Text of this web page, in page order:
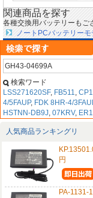
関連商品を探す
各種交換用バッテリーもご
ノートPCバッテリー
検索ワード
LSS271620SF, FB511,
4/5FAUP, FDK 8HR-4/
HSTNN-DB9J, 07KRV,
人気商品ランキングリ
円
PA-1131-